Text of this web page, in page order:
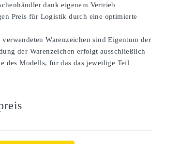
dank eigenem Vertrieb
Preis für Logistik durch eine optimierte
Warenzeichen sind Eigentum der
der Warenzeichen erfolgt ausschließlich
des Modells, für das das jeweilige Teil